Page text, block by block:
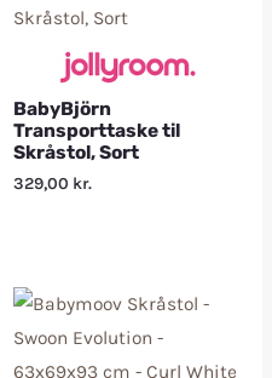
BabyBjörn
Transporttaske til
Skråstol, Sort
329,00 kr.